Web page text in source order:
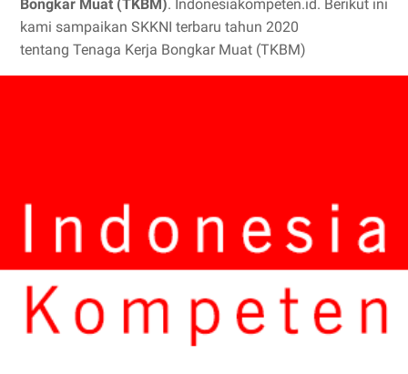
Bongkar Muat (TKBM). Indonesiakompeten.id. Berikut ini
kami sampaikan SKKNI terbaru tahun 2020
tentang Tenaga Kerja Bongkar Muat (TKBM)